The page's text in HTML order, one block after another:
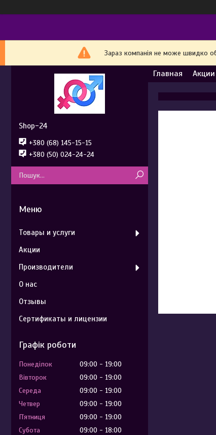
Зараз компанія не може швидко
Главная Акции
Shop-24
+380 (68) 145-15-15
+380 (50) 024-24-24
Товары и услуги
Акции
Производители
О нас
Отзывы
Сертификаты и лицензии
Графік роботи
Понеділок 09:00
19:00
Вівторок
09:00
19:00
Середа
09:00
19:00
Четвер
09:00
19:00
Пʼятниця
09:00
19:00
Субота
09:00
18:00